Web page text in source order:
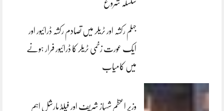
سلسلہ شروع
جہلم رکشہ اور ٹریلر میں تصادم رکشہ ڈرائیور اور
ایک عورت زخمی ٹریلر کا ڈرائیور فرار ہونے
میں کامیاب
وزیر اعظم شہباز شریف اور فیلڈ مارشل اہم